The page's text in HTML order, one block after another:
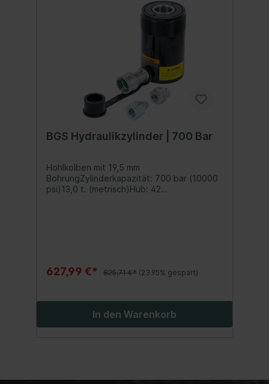
BGS Hydraulikzylinder | 700 Bar
Hohlkolben mit 19,5 mm
BohrungZylinderkapazität: 700 bar (10000
psi)13,0 t. (metrisch)Hub: 42
627,99 €* 825,71 €* (23.95% gespart)
In den Warenkorb